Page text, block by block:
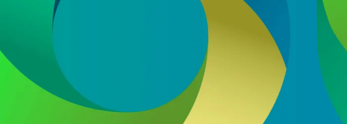
(NET QUINTOS, S.L.) relacionadas con nuestro sector en base a nuestra
ENVIAR